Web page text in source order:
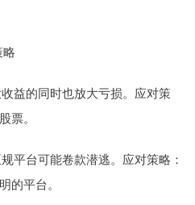
益的同时也放大亏损。应对策
票。
平台可能卷款潜逃。应对策略：
的平台。